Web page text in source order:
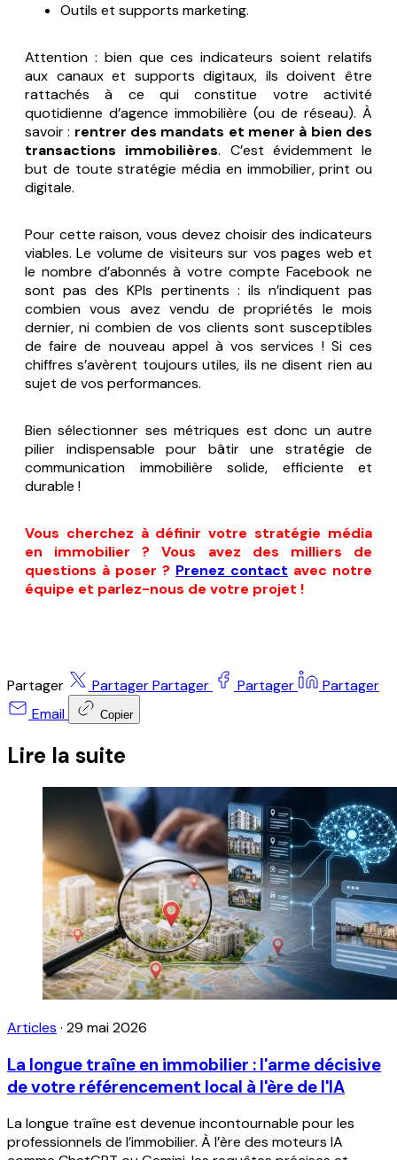
Outils et supports marketing.
Attention : bien que ces indicateurs soient relatifs
aux canaux et supports digitaux, ils doivent être
rattachés à ce qui constitue votre activité
quotidienne d’agence immobilière (ou de réseau). À
savoir : rentrer des mandats et mener à bien des
transactions immobilières. C’est évidemment le
but de toute stratégie média en immobilier, print ou
digitale.
Pour cette raison, vous devez choisir des indicateurs
viables. Le volume de visiteurs sur vos pages web et
le nombre d’abonnés à votre compte Facebook ne
sont pas des KPIs pertinents : ils n’indiquent pas
combien vous avez vendu de propriétés le mois
dernier, ni combien de vos clients sont susceptibles
de faire de nouveau appel à vos services ! Si ces
chiffres s’avèrent toujours utiles, ils ne disent rien au
sujet de vos performances.
Bien sélectionner ses métriques est donc un autre
pilier indispensable pour bâtir une stratégie de
communication immobilière solide, efficiente et
durable !
Vous cherchez à définir votre stratégie média
en immobilier ? Vous avez des milliers de
questions à poser ? Prenez contact avec notre
équipe et parlez-nous de votre projet !
Partager PartagerPartager Partager
Partager
Email
Copier
Lire la suite
Articles · 29 mai 2026
La longue traîne en immobilier : l'arme décisive
de votre référencement local à l'ère de l'IA
La longue traîne est devenue incontournable pour les
professionnels de l’immobilier. À l’ère des moteurs IA